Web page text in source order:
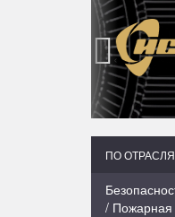
‹
ПО
/ Пожарная